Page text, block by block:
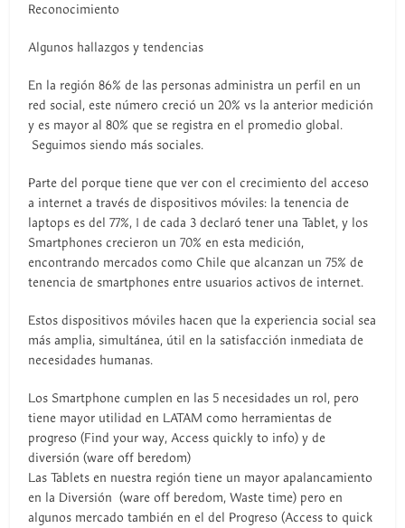
Reconocimiento
Algunos hallazgos y tendencias
En la región 86% de las personas administra un perfil en un
red social, este número creció un 20% vs la anterior medición
y es mayor al 80% que se registra en el promedio global.
Seguimos siendo más sociales.
Parte del porque tiene que ver con el crecimiento del acceso
a internet a través de dispositivos móviles: la tenencia de
laptops es del 77%, 1 de cada 3 declaró tener una Tablet, y los
Smartphones crecieron un 70% en esta medición,
encontrando mercados como Chile que alcanzan un 75% de
tenencia de smartphones entre usuarios activos de internet.
Estos dispositivos móviles hacen que la experiencia social sea
más amplia, simultánea, útil en la satisfacción inmediata de
necesidades humanas.
Los Smartphone cumplen en las 5 necesidades un rol, pero
tiene mayor utilidad en LATAM como herramientas de
progreso (Find your way, Access quickly to info) y de
diversión (ware off beredom)
Las Tablets en nuestra región tiene un mayor apalancamiento
en la Diversión (ware off beredom, Waste time) pero en
algunos mercado también en el del Progreso (Access to quick